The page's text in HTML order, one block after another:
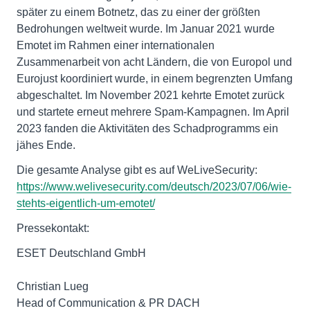
später zu einem Botnetz, das zu einer der größten
Bedrohungen weltweit wurde. Im Januar 2021 wurde
Emotet im Rahmen einer internationalen
Zusammenarbeit von acht Ländern, die von Europol und
Eurojust koordiniert wurde, in einem begrenzten Umfang
abgeschaltet. Im November 2021 kehrte Emotet zurück
und startete erneut mehrere Spam-Kampagnen. Im April
2023 fanden die Aktivitäten des Schadprogramms ein
jähes Ende.
Die gesamte Analyse gibt es auf WeLiveSecurity:
https://www.welivesecurity.com/deutsch/2023/07/06/wie-
stehts-eigentlich-um-emotet/
Pressekontakt:
ESET Deutschland GmbH
Christian Lueg
Head of Communication & PR DACH